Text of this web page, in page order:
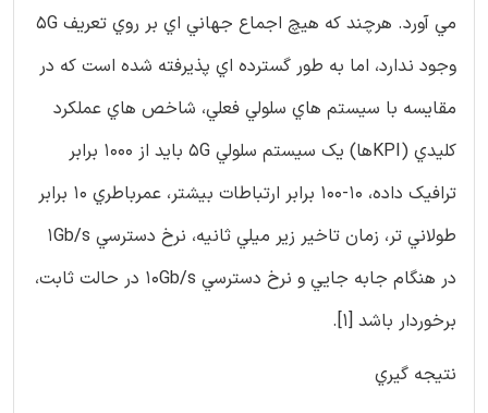
مي آورد. هرچند که هيچ اجماع جهاني اي بر روي تعريف 5G
وجود ندارد، اما به طور گسترده اي پذيرفته شده است که در
مقايسه با سيستم هاي سلولي فعلي، شاخص هاي عملکرد
کليدي (KPIها) يک سيستم سلولي 5G بايد از 1000 برابر
ترافيک داده، 10-100 برابر ارتباطات بيشتر، عمرباطري 10 برابر
طولاني تر، زمان تاخير زير ميلي ثانيه، نرخ دسترسي 1Gb/s
در هنگام جابه جايي و نرخ دسترسي 10Gb/s در حالت ثابت،
برخوردار باشد [1].
نتيجه گيري